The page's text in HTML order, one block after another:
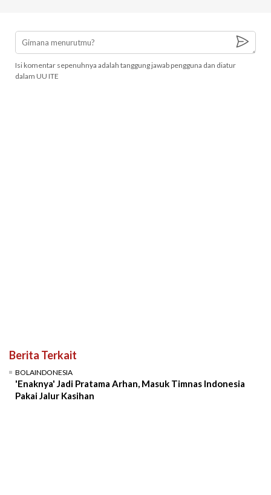
Isi komentar sepenuhnya adalah tanggung jawab pengguna dan diatur
dalam UU ITE
Berita Terkait
BOLAINDONESIA
'Enaknya' Jadi Pratama Arhan, Masuk Timnas Indonesia
Pakai Jalur Kasihan